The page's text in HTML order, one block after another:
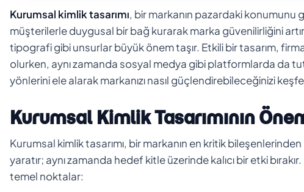
Kurumsal kimlik tasarımı, bir markanın pazardaki konumunu
müşterilerle duygusal bir bağ kurarak marka güvenilirliğini
tipografi gibi unsurlar büyük önem taşır. Etkili bir tasarım,
olurken, aynı zamanda sosyal medya gibi platformlarda da
yönlerini ele alarak markanızı nasıl güçlendirebileceğinizi
Kurumsal Kimlik Tasarımının
Kurumsal kimlik tasarımı, bir markanın en kritik bileşenlerinden
yaratır; aynı zamanda hedef kitle üzerinde kalıcı bir etki
temel noktalar: